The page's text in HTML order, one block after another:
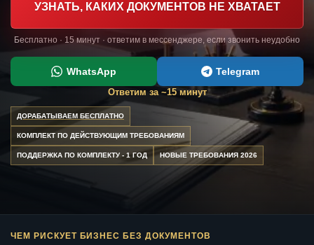
УЗНАТЬ, КАКИХ ДОКУМЕНТОВ НЕ ХВАТАЕТ
Бесплатно · 15 минут · ответим в мессенджере, если звонить неудобно
WhatsApp Telegram
Ответим за ~15 минут
ДОРАБАТЫВАЕМ БЕСПЛАТНО
КОМПЛЕКТ ПО ДЕЙСТВУЮЩИМ ТРЕБОВАНИЯМ
ПОДДЕРЖКА ПО КОМПЛЕКТУ - 1 ГОД НОВЫЕ ТРЕБОВАНИЯ 2026
ЧЕМ РИСКУЕТ БИЗНЕС БЕЗ ДОКУМЕНТОВ